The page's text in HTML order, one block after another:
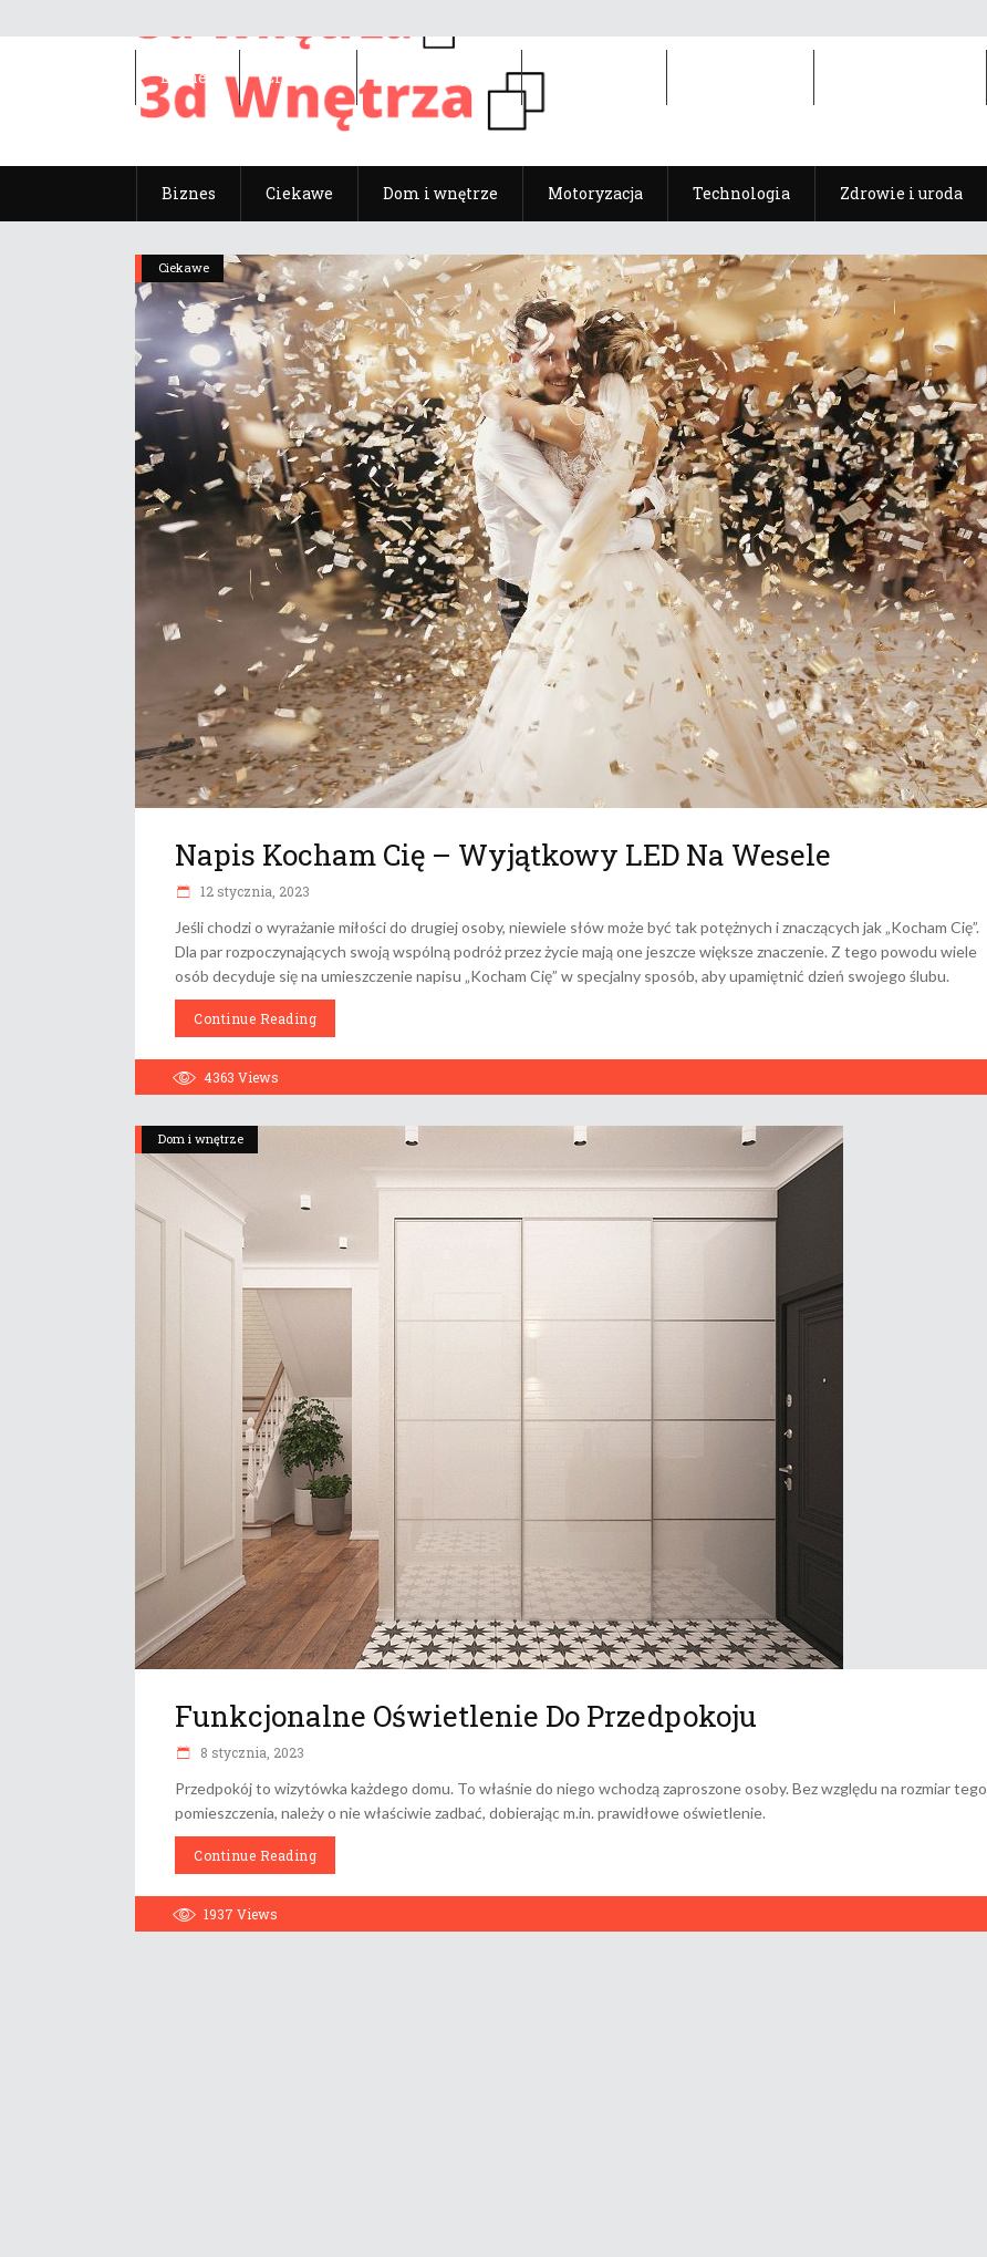
Biznes Ciekawe Dom i wnętrze Motoryzacja Technologia Zdrowie i uroda
Biznes Ciekawe
Ciekawe
Napis Kocham Cię – Wyjątkowy LED Na Wesele
12 stycznia, 2023
Jeśli chodzi o wyrażanie miłości do drugiej osoby, niewiele słów może być tak potężnych i znaczących jak „Kocham Cię”.
Dla par rozpoczynających swoją wspólną podróż przez życie mają one jeszcze większe znaczenie. Z tego powodu wiele
osób decyduje się na umieszczenie napisu „Kocham Cię” w specjalny sposób, aby upamiętnić dzień swojego ślubu.
Continue Reading
4363 Views
Dom i wnętrze
Funkcjonalne Oświetlenie Do Przedpokoju
8 stycznia, 2023
Przedpokój to wizytówka każdego domu. To właśnie do niego wchodzą zaproszone osoby. Bez względu na rozmiar tego
pomieszczenia, należy o nie właściwie zadbać, dobierając m.in. prawidłowe oświetlenie.
Continue Reading
1937 Views